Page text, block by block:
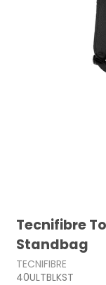
Tecnifibre
Standbag
TECNIFIBRE
40ULTBLKST